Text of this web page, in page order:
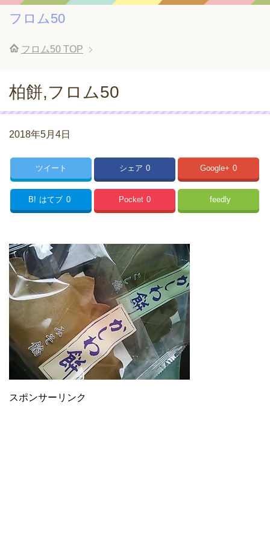
フロム50
フロム50 TOP
柏餅,フロム50
2018年5月4日
ツイート シェア 0 Google+ 0
B! はてブ 0 Pocket 0 feedly
スポンサーリンク